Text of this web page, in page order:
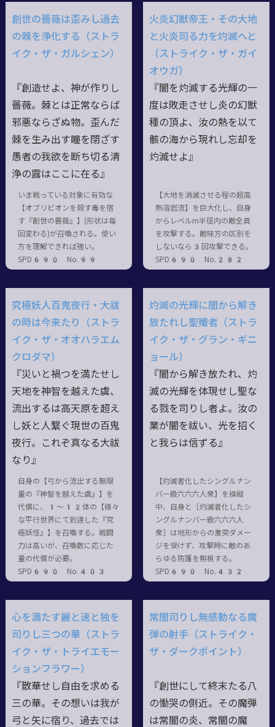
創世の薔薇は歪みし過去
の棘を浄化する（ストラ
イク・ザ・ガルシェン）
『創造せよ、神が作りし
薔薇。棘とは正常ならば
邪悪ならざぬ物。歪んだ
棘を生み出す瞳を閉ざす
愚者の我欲を断ち切る清
浄の露はここに在る』
いま戦っている対象に有効な
【オブリビオンを殺す毒を宿
す『創世の薔薇』】(形状は毎
回変わる)が召喚される。使い
方を理解できれば強い。
SPD690 No.99
火炎幻獣帝王・その大地
と火炎司る力を灼滅へと
（ストライク・ザ・ガイ
オウガ）
『闇を灼滅する光輝の一
度は敗走させし炎の幻獣
種の頂よ、汝の熱を以て
骸の海から現れし忘却を
灼滅せよ』
【大地を消滅させる程の超高
熱溶岩流】を巨大化し、自身
からレベルm半径内の敵全員
を攻撃する。敵味方の区別を
しないなら3回攻撃できる。
SPD690 No.282
究極妖人百鬼夜行・大祓
の時は今来たり（ストラ
イク・ザ・オオハラエム
クロダマ）
『災いと禍つを満たせし
天地を神智を越えた虞、
流出するは高天原を超え
し妖と人繋ぐ現世の百鬼
夜行。これぞ真なる大祓
なり』
自身の【弓から流出する無限
量の『神智を越えた虞』】を
代償に、1〜12体の【様々
な平行世界にて到達した『究
極妖怪』】を召喚する。戦闘
力は高いが、召喚数に応じた
量の代償が必要。
SPD690 No.403
灼滅の光輝に闇から解き
放たれし聖殲者（ストラ
イク・ザ・グラン・ギニ
ョール）
『闇から解き放たれ、灼
滅の光輝を体現せし聖な
る戮を司りし者よ。汝の
業が闇を祓い、光を招く
と我らは信ずる』
【灼滅者化したシングルナン
バー級六六六人衆】を操縦
中、自身と［灼滅者化したシ
ングルナンバー級六六六人
衆］は地形からの激突ダメー
ジを受けず、攻撃時に敵のあ
らゆる防護を無視する。
SPD690 No.432
心を満たす麗と速と独を
司りし三つの華（ストラ
イク・ザ・トライエモー
ションフラワー）
『散華せし自由を求める
三の華。その想いは我が
弓と矢に宿り、過去では
常闇司りし無感動なる魔
弾の射手（ストライク・
ザ・ダークポイント）
『創世にして終末たる八
の慟哭の側近。その魔弾
は常闇の炎、常闇の魔